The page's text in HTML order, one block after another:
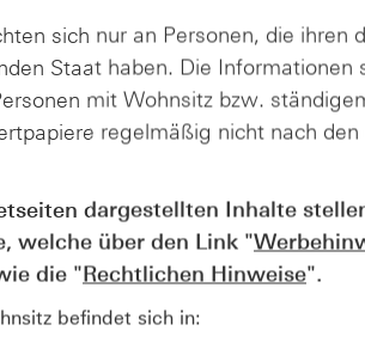
AUGUST
04
Der Blick ins
Kündigungen bei
vom 04.08.2026
sich nur an Personen, die ihren
Staat haben. Die Informationen
mit Wohnsitz bzw.
regelmäßig nicht nach
dargestellten Inhalte
welche über den Link "
die "Rechtlichen Hinweise".
befindet sich in: